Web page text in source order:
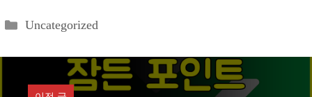
카
고
Uncategorized